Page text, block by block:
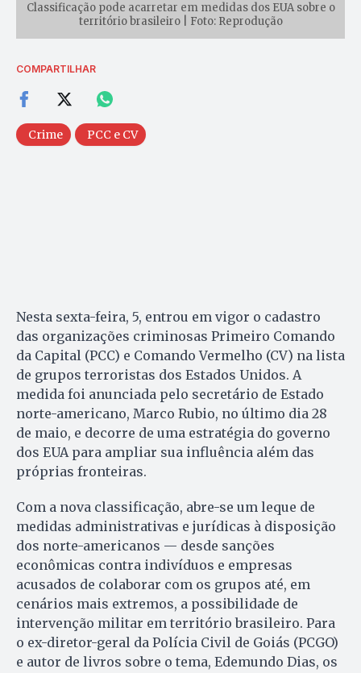
Classificação pode acarretar em medidas dos EUA sobre o
território brasileiro | Foto: Reprodução
COMPARTILHAR
Crime PCC e CV
Nesta sexta-feira, 5, entrou em vigor o cadastro
das organizações criminosas Primeiro Comando
da Capital (PCC) e Comando Vermelho (CV) na lista
de grupos terroristas dos Estados Unidos. A
medida foi anunciada pelo secretário de Estado
norte-americano, Marco Rubio, no último dia 28
de maio, e decorre de uma estratégia do governo
dos EUA para ampliar sua influência além das
próprias fronteiras.
Com a nova classificação, abre-se um leque de
medidas administrativas e jurídicas à disposição
dos norte-americanos — desde sanções
econômicas contra indivíduos e empresas
acusados de colaborar com os grupos até, em
cenários mais extremos, a possibilidade de
intervenção militar em território brasileiro. Para
o ex-diretor-geral da Polícia Civil de Goiás (PCGO)
e autor de livros sobre o tema, Edemundo Dias, os